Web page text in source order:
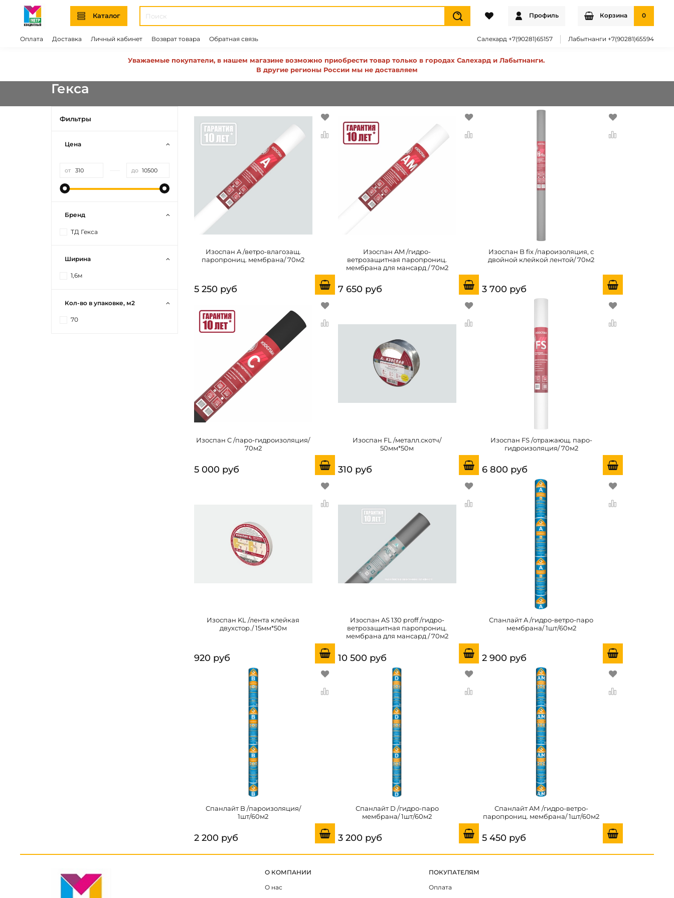
Каталог Профиль Корзина 0
Оплата Доставка Личный кабинет Возврат товара Обратная связь Салехард +7(90281)65157 Лабытнанги +7(90281)65594
Уважаемые покупатели, в нашем магазине возможно приобрести товар только в городах Салехард и Лабытнанги.
В другие регионы России мы не доставляем
Гекса
Изоспан A /ветро-влагозащ.
паропрониц. мембрана/ 70м2
5 250 руб
Изоспан AM /гидро-
ветрозащитная паропрониц.
мембрана для мансард / 70м2
7 650 руб
Изоспан B fix /пароизоляция, с
двойной клейкой лентой/ 70м2
3 700 руб
Изоспан C /паро-гидроизоляция/
70м2
5 000 руб
Изоспан FL /металл.скотч/
50мм*50м
310 руб
Изоспан FS /отражающ. паро-
гидроизоляция/ 70м2
6 800 руб
Изоспан KL /лента клейкая
двухстор./ 15мм*50м
920 руб
Изоспан AS 130 proff /гидро-
ветрозащитная паропрониц.
мембрана для мансард / 70м2
10 500 руб
Спанлайт A /гидро-ветро-паро
мембрана/ 1шт/60м2
2 900 руб
Спанлайт B /пароизоляция/
1шт/60м2
2 200 руб
Спанлайт D /гидро-паро
мембрана/ 1шт/60м2
3 200 руб
Спанлайт AМ /гидро-ветро-
паропрониц. мембрана/ 1шт/60м2
5 450 руб
Фильтры
Цена
от до
Бренд
ТД Гекса
Ширина
1,6м
Кол-во в упаковке, м2
70
О КОМПАНИИ
О нас
ПОКУПАТЕЛЯМ
Оплата